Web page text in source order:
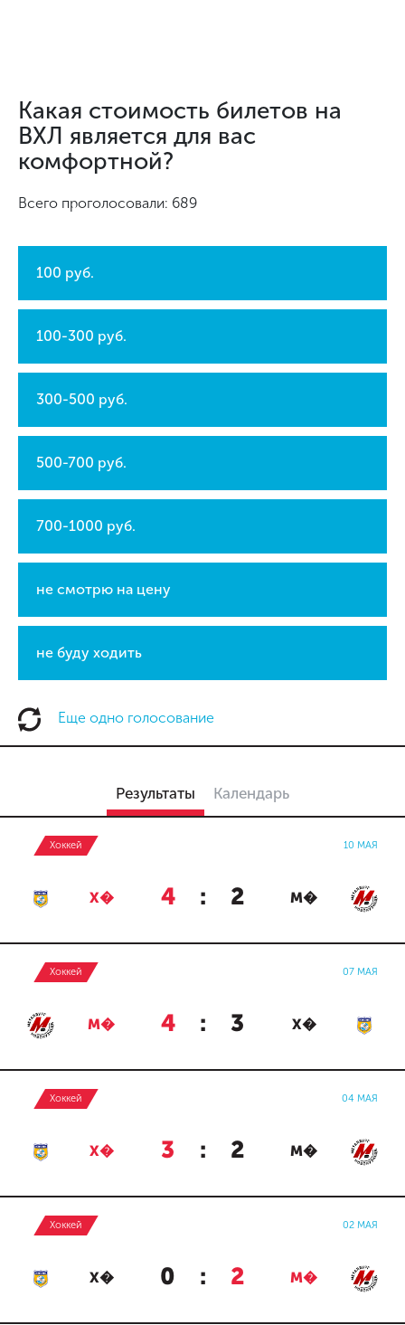
Какая стоимость билетов на
ВХЛ является для вас
комфортной?
Всего проголосовали: 689
100 руб.
100-300 руб.
300-500 руб.
500-700 руб.
700-1000 руб.
не смотрю на цену
не буду ходить
Еще одно голосование
Результаты Календарь
Хоккей 10 МАЯ
Х� 4 : 2 М�
Хоккей 07 МАЯ
М� 4 : 3 Х�
Хоккей 04 МАЯ
Х� 3 : 2 М�
Хоккей 02 МАЯ
Х� 0 : 2 М�